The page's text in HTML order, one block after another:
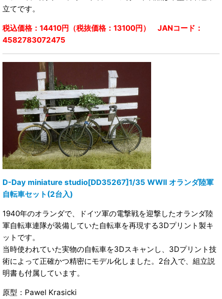
立てです。
税込価格：14410円（税抜価格：13100円） JANコード：
4582783072475
D-Day miniature studio[DD35267]1/35 WWII オランダ陸軍
自転車セット(2台入)
1940年のオランダで、ドイツ軍の電撃戦を迎撃したオランダ陸
軍自転車連隊が装備していた自転車を再現する3Dプリント製キ
ットです。
当時使われていた実物の自転車を3Dスキャンし、3Dプリント技
術によって正確かつ精密にモデル化しました。2台入で、組立説
明書も付属しています。
原型：Pawel Krasicki